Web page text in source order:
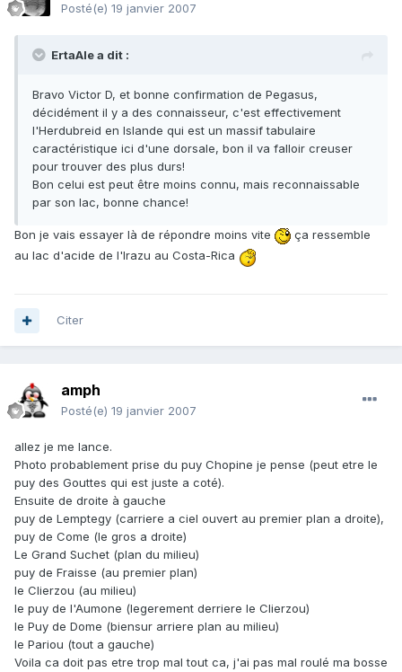
Posté(e) 19 janvier 2007
ErtaAle a dit :
Bravo Victor D, et bonne confirmation de Pegasus,
décidément il y a des connaisseur, c'est effectivement
l'Herdubreid en Islande qui est un massif tabulaire
caractéristique ici d'une dorsale, bon il va falloir creuser
pour trouver des plus durs!
Bon celui est peut être moins connu, mais reconnaissable
par son lac, bonne chance!
Bon je vais essayer là de répondre moins vite
ça ressemble
au lac d'acide de l'Irazu au Costa-Rica
Citer
amph
Posté(e) 19 janvier 2007
allez je me lance.
Photo probablement prise du puy Chopine je pense (peut etre le
puy des Gouttes qui est juste a coté).
Ensuite de droite à gauche
puy de Lemptegy (carriere a ciel ouvert au premier plan a droite),
puy de Come (le gros a droite)
Le Grand Suchet (plan du milieu)
puy de Fraisse (au premier plan)
le Clierzou (au milieu)
le puy de l'Aumone (legerement derriere le Clierzou)
le Puy de Dome (biensur arriere plan au milieu)
le Pariou (tout a gauche)
Voila ca doit pas etre trop mal tout ca, j'ai pas mal roulé ma bosse